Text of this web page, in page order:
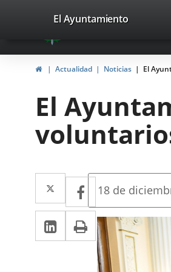
Portal
Web
del
Valladolid
valladolid.es
El Ayuntamiento
HomeActualidad Noticias El
El
Twitter
Enlace
a
una
aplicación
externa.
Facebook
Enlace
a
una
aplicación
Linkedin
Enlace
a
Print
Fecha
la
noticia
18 de